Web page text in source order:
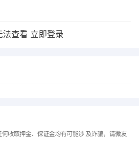
法查看 立即登录
收取押金、保证金均有可能涉 及诈骗，请微友